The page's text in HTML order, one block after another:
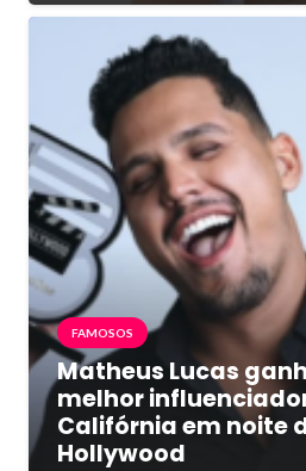
FAMOSOS
Matheus Lucas
melhor
Califórnia em noite
Hollywood